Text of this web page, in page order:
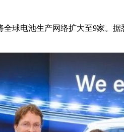
球电池生产网络扩大至9家。